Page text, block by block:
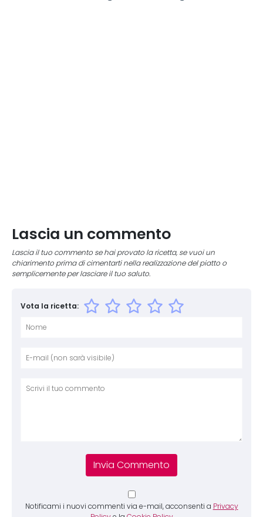
Lascia un commento
Lascia il tuo commento se hai provato la ricetta, se vuoi un
chiarimento prima di cimentarti nella realizzazione del piatto o
semplicemente per lasciare il tuo saluto.
Vota la ricetta:
Notificami i nuovi commenti via e-mail, acconsenti a Privacy